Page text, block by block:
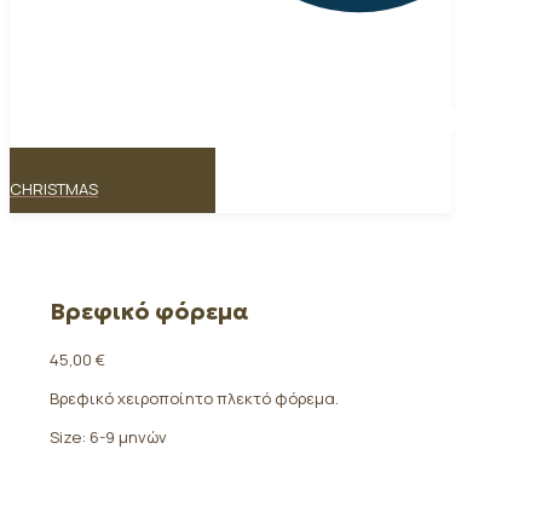
CHRISTMAS
Βρεφικό φόρεμα
45,00 €
Βρεφικό χειροποίητο πλεκτό φόρεμα.
Size: 6-9 μηνών